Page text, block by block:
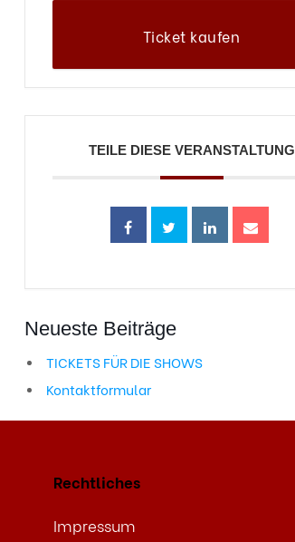
Ticket kaufen
TEILE DIESE VERANSTALTUNG
Neueste Beiträge
TICKETS FÜR DIE SHOWS
Kontaktformular
Rechtliches
Impressum